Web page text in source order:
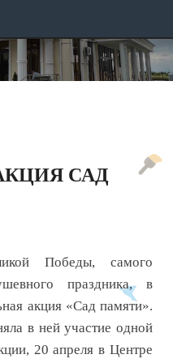
САД
Победы, самого
праздника, в
акция «Сад памяти».
в ней участие одной
20 апреля в Центре